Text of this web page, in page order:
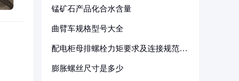
锰矿石产品化合水含量
曲臂车规格型号大全
配电柜母排螺栓力矩要求及连接规范详
膨胀螺丝尺寸是多少